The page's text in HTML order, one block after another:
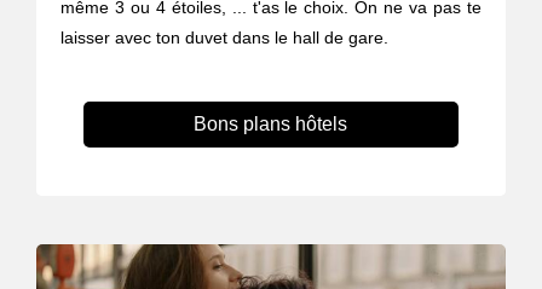
même 3 ou 4 étoiles, ... t'as le choix. On ne va pas te
laisser avec ton duvet dans le hall de gare.
Bons plans hôtels